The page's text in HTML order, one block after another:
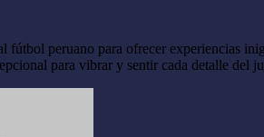
fútbol peruano para ofrecer experiencias
para vibrar y sentir cada detalle del